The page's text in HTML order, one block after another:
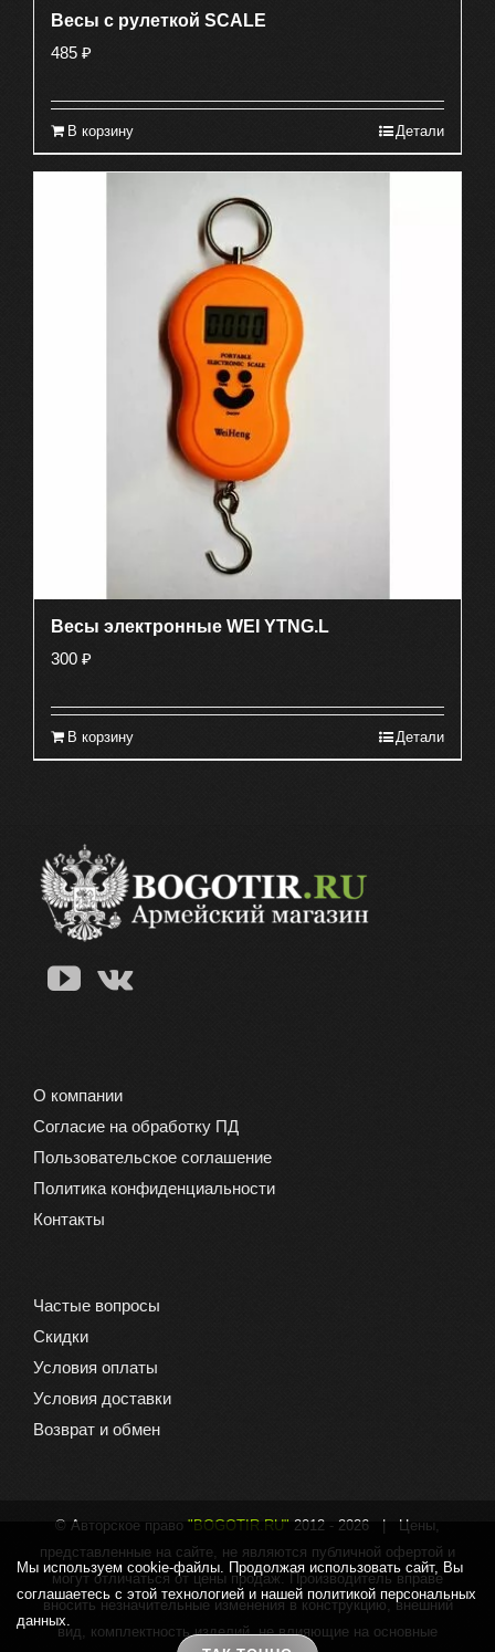
Весы с рулеткой SCALE
485 ₽
В корзину Детали
Весы электронные WEI YTNG.L
300 ₽
В корзину Детали
О компании
Согласие на обработку ПД
Пользовательское соглашение
Политика конфиденциальности
Контакты
Частые вопросы
Скидки
Условия оплаты
Условия доставки
Возврат и обмен
© Авторское право "BOGOTIR.RU" 2012 - 2026 | Цены,
представленные на сайте, не являются публичной офертой и
могут отличаться от цены продаж. Производитель вправе
вносить незначительные изменения в конструкцию, внешний
вид, комплектность изделий, не влияющие на основные
Мы используем cookie-файлы. Продолжая использовать сайт, Вы
соглашаетесь с этой технологией и нашей политикой персональных
данных.